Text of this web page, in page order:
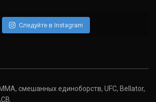
Следуйте в Instagram
смешанных единоборств, UFC, Bellator,